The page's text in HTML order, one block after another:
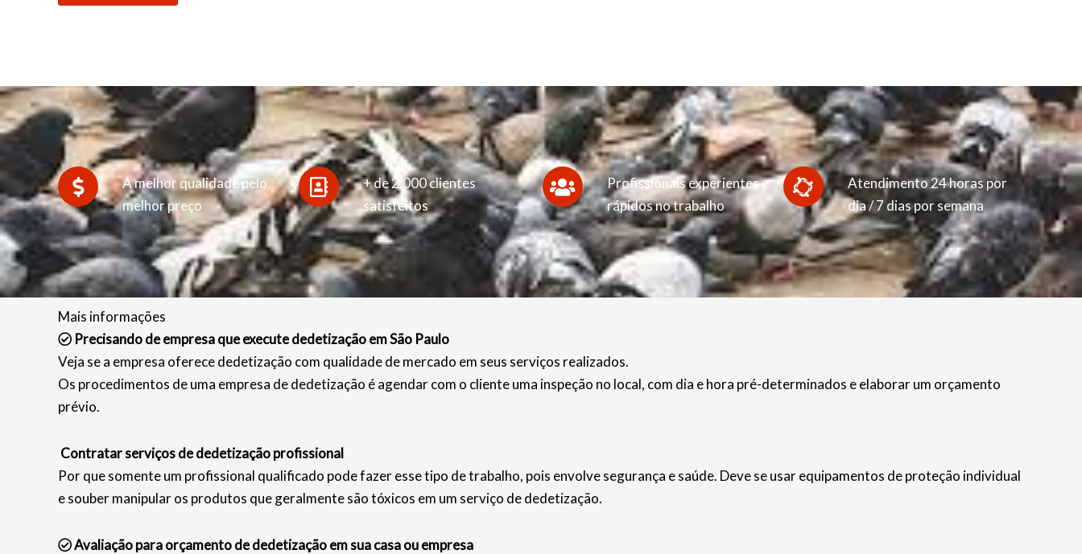
A melhor qualidade pelo
melhor preço
+ de 2.000 clientes
satisfeitos
Profissionais experientes e
rápidos no trabalho
Atendimento 24 horas por
dia / 7 dias por semana
Mais informações
Precisando de empresa que execute dedetização em São Paulo
Veja se a empresa oferece dedetização com qualidade de mercado em seus serviços realizados.
Os procedimentos de uma empresa de dedetização é agendar com o cliente uma inspeção no local, com dia e hora pré-determinados e elaborar um orçamento
prévio.
Contratar serviços de dedetização profissional
Por que somente um profissional qualificado pode fazer esse tipo de trabalho, pois envolve segurança e saúde. Deve se usar equipamentos de proteção individual
e souber manipular os produtos que geralmente são tóxicos em um serviço de dedetização.
Avaliação para orçamento de dedetização em sua casa ou empresa